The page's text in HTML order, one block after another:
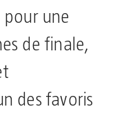
pour une
de finale,
des favoris